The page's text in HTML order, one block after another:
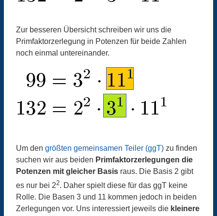
Zur besseren Übersicht schreiben wir uns die
Primfaktorzerlegung in Potenzen für beide Zahlen
noch einmal untereinander.
Um den größten gemeinsamen Teiler (ggT) zu finden
suchen wir aus beiden Primfaktorzerlegungen die
Potenzen mit gleicher Basis raus. Die Basis 2 gibt
es nur bei 22. Daher spielt diese für das ggT keine
Rolle. Die Basen 3 und 11 kommen jedoch in beiden
Zerlegungen vor. Uns interessiert jeweils die kleinere